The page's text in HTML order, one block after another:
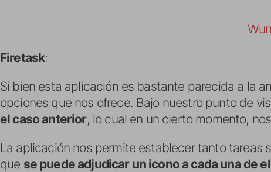
Firetask:
Si bien esta aplicación es bastante parecida a la
opciones que nos ofrece. Bajo nuestro punto de
el caso anterior, lo cual en un cierto momento,
La aplicación nos permite establecer tanto
que se puede adjudicar un icono a cada una de